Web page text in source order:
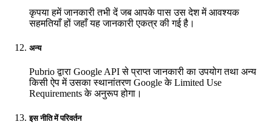
कृपया हमें जानकारी तभी दें जब आपके पास उस देश में आवश्यक
सहमतियाँ हों जहाँ यह जानकारी एकत्र की गई है।
अन्य
Pubrio द्वारा Google API से प्राप्त जानकारी का उपयोग तथा अन्य
किसी ऐप में उसका स्थानांतरण Google के Limited Use
Requirements के अनुरूप होगा।
इस नीति में परिवर्तन